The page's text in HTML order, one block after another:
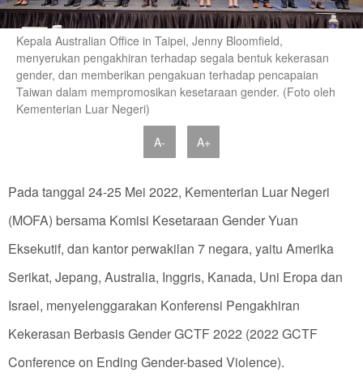
Kepala Australian Office in Taipei, Jenny Bloomfield,
menyerukan pengakhiran terhadap segala bentuk kekerasan
gender, dan memberikan pengakuan terhadap pencapaian
Taiwan dalam mempromosikan kesetaraan gender. (Foto oleh
Kementerian Luar Negeri)
A- A+
Pada tanggal 24-25 Mei 2022, Kementerian Luar Negeri
(MOFA) bersama Komisi Kesetaraan Gender Yuan
Eksekutif, dan kantor perwakilan 7 negara, yaitu Amerika
Serikat, Jepang, Australia, Inggris, Kanada, Uni Eropa dan
Israel, menyelenggarakan Konferensi Pengakhiran
Kekerasan Berbasis Gender GCTF 2022 (2022 GCTF
Conference on Ending Gender-based Violence).